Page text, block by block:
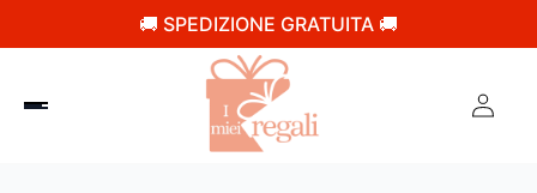
🚚 SPEDIZIONE GRATUITA 🚚